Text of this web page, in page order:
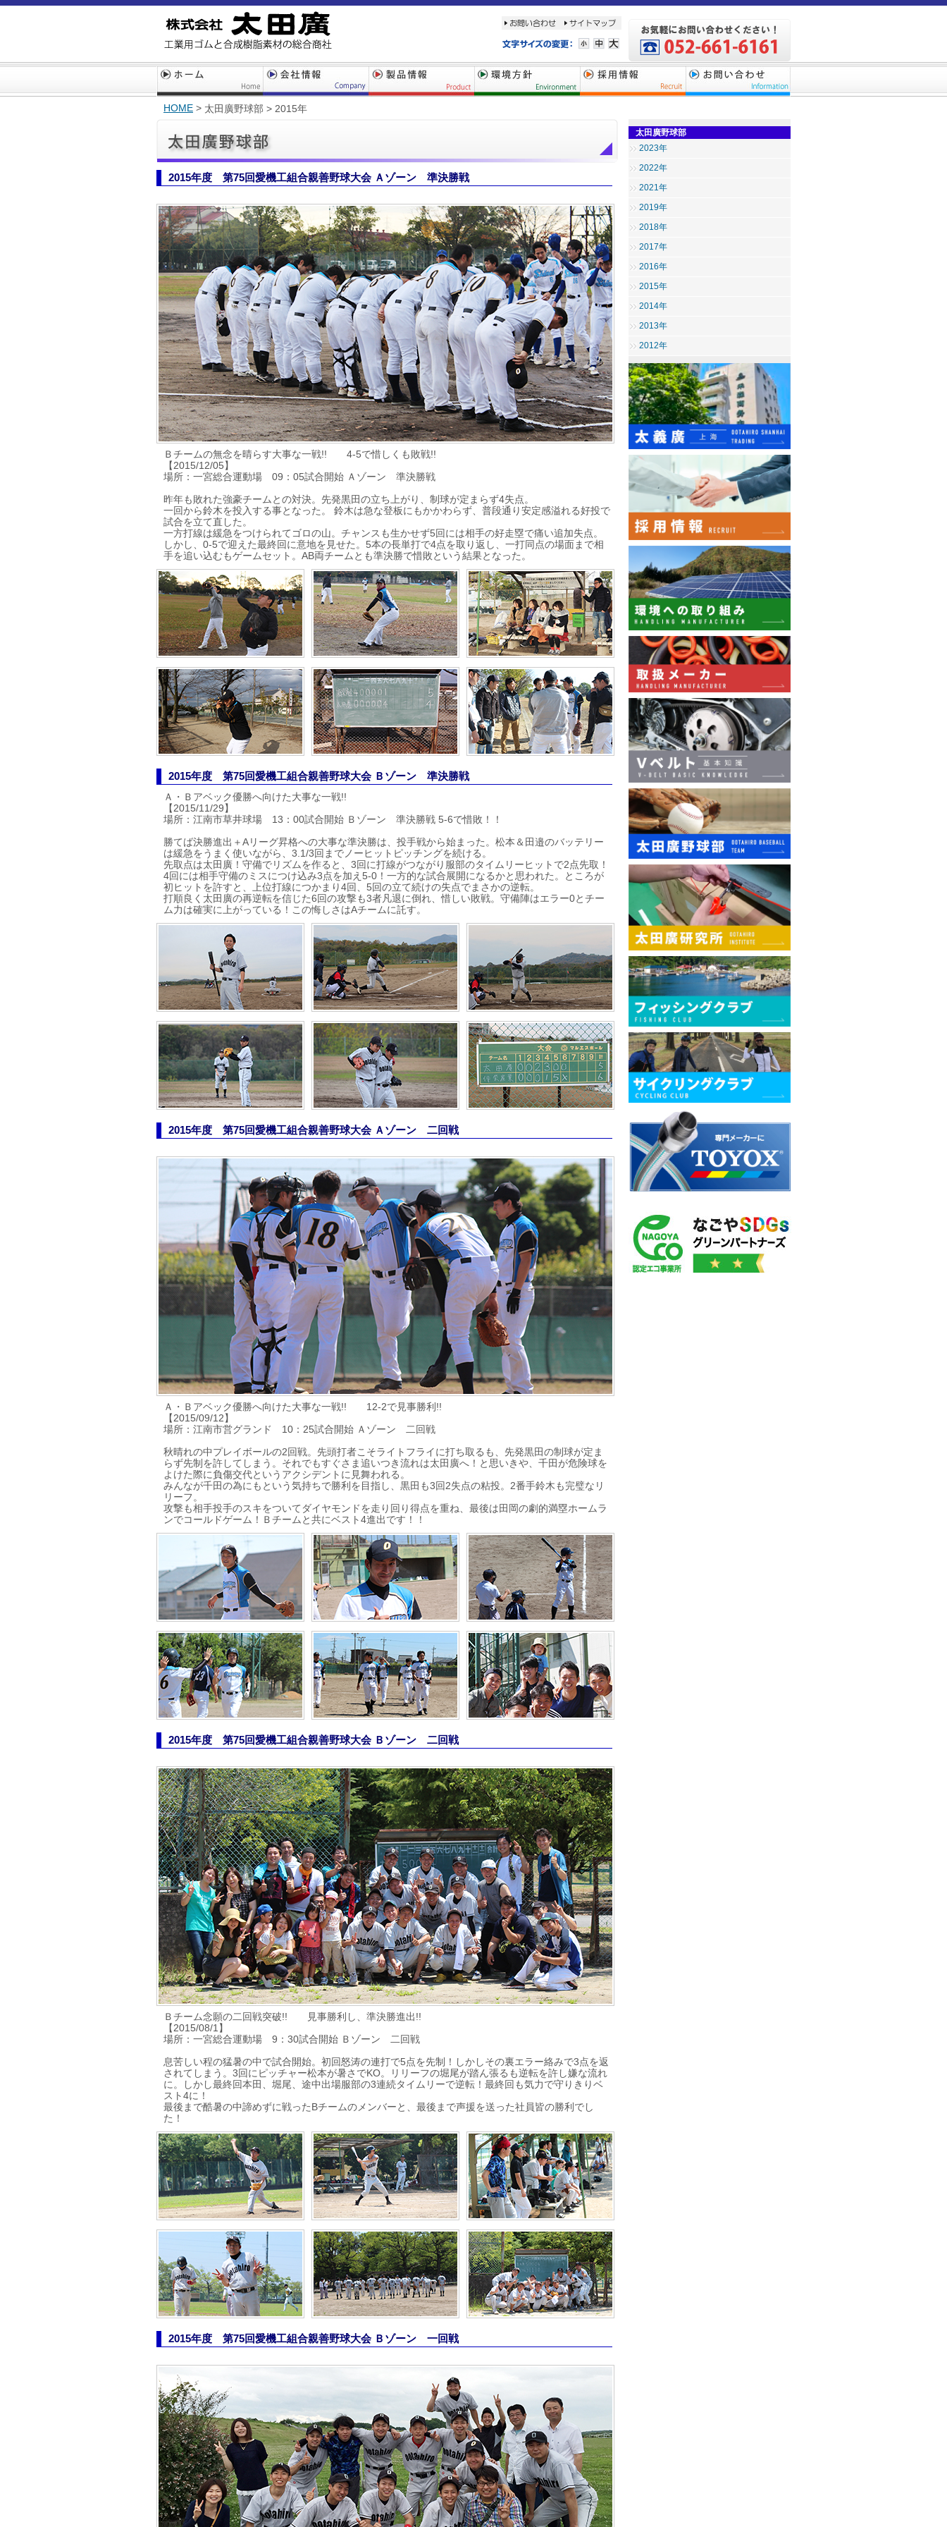
HOME > 太田廣野球部 > 2015年
2015年度 第75回愛機工組合親善野球大会 Ａゾーン 準決勝戦
Ｂチームの無念を晴らす大事な一戦!! 4-5で惜しくも敗戦!!
【2015/12/05】
場所：一宮総合運動場 09：05試合開始 Ａゾーン 準決勝戦
昨年も敗れた強豪チームとの対決。先発黒田の立ち上がり、制球が定まらず4失点。
一回から鈴木を投入する事となった。 鈴木は急な登板にもかかわらず、普段通り安定感溢れる好投で
試合を立て直した。
一方打線は緩急をつけられてゴロの山。チャンスも生かせず5回には相手の好走塁で痛い追加失点。
しかし、0-5で迎えた最終回に意地を見せた。5本の長単打で4点を取り返し、一打同点の場面まで相
手を追い込むもゲームセット。AB両チームとも準決勝で惜敗という結果となった。
2015年度 第75回愛機工組合親善野球大会 Ｂゾーン 準決勝戦
Ａ・Ｂアベック優勝へ向けた大事な一戦!!
【2015/11/29】
場所：江南市草井球場 13：00試合開始 Ｂゾーン 準決勝戦 5-6で惜敗！！
勝てば決勝進出＋Aリーグ昇格への大事な準決勝は、投手戦から始まった。松本＆田邉のバッテリー
は緩急をうまく使いながら、3.1/3回までノーヒットピッチングを続ける。
先取点は太田廣！守備でリズムを作ると、3回に打線がつながり服部のタイムリーヒットで2点先取！
4回には相手守備のミスにつけ込み3点を加え5-0！一方的な試合展開になるかと思われた。ところが
初ヒットを許すと、上位打線につかまり4回、5回の立て続けの失点でまさかの逆転。
打順良く太田廣の再逆転を信じた6回の攻撃も3者凡退に倒れ、惜しい敗戦。守備陣はエラー0とチー
ム力は確実に上がっている！この悔しさはAチームに託す。
2015年度 第75回愛機工組合親善野球大会 Ａゾーン 二回戦
Ａ・Ｂアベック優勝へ向けた大事な一戦!! 12-2で見事勝利!!
【2015/09/12】
場所：江南市営グランド 10：25試合開始 Ａゾーン 二回戦
秋晴れの中プレイボールの2回戦。先頭打者こそライトフライに打ち取るも、先発黒田の制球が定ま
らず先制を許してしまう。それでもすぐさま追いつき流れは太田廣へ！と思いきや、千田が危険球を
よけた際に負傷交代というアクシデントに見舞われる。
みんなが千田の為にもという気持ちで勝利を目指し、黒田も3回2失点の粘投。2番手鈴木も完璧なリ
リーフ。
攻撃も相手投手のスキをついてダイヤモンドを走り回り得点を重ね、最後は田岡の劇的満塁ホームラ
ンでコールドゲーム！Ｂチームと共にベスト4進出です！！
2015年度 第75回愛機工組合親善野球大会 Ｂゾーン 二回戦
Ｂチーム念願の二回戦突破!! 見事勝利し、準決勝進出!!
【2015/08/1】
場所：一宮総合運動場 9：30試合開始 Ｂゾーン 二回戦
息苦しい程の猛暑の中で試合開始。初回怒涛の連打で5点を先制！しかしその裏エラー絡みで3点を返
されてしまう。3回にピッチャー松本が暑さでKO。リリーフの堀尾が踏ん張るも逆転を許し嫌な流れ
に。しかし最終回本田、堀尾、途中出場服部の3連続タイムリーで逆転！最終回も気力で守りきりベ
スト4に！
最後まで酷暑の中諦めずに戦ったBチームのメンバーと、最後まで声援を送った社員皆の勝利でし
た！
2015年度 第75回愛機工組合親善野球大会 Ｂゾーン 一回戦
太田廣野球部
2023年
2022年
2021年
2019年
2018年
2017年
2016年
2015年
2014年
2013年
2012年